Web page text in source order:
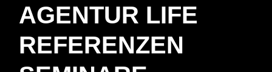
AGENTUR LIFE
REFERENZEN